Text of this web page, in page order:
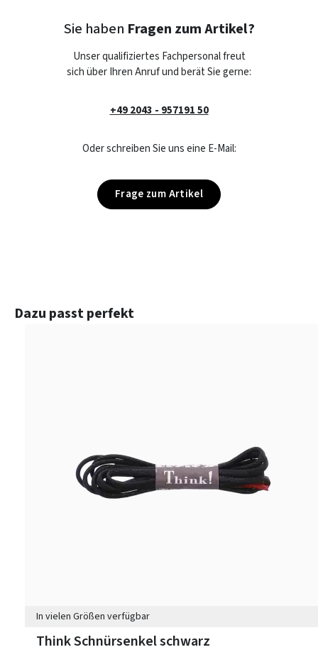
Sie haben Fragen zum Artikel?
Unser qualifiziertes Fachpersonal freut
sich über Ihren Anruf und berät Sie gerne:
+49 2043 - 957191 50
Oder schreiben Sie uns eine E-Mail:
Frage zum Artikel
Produktgalerie überspringen
Dazu passt perfekt
In vielen Größen verfügbar
Think Schnürsenkel schwarz